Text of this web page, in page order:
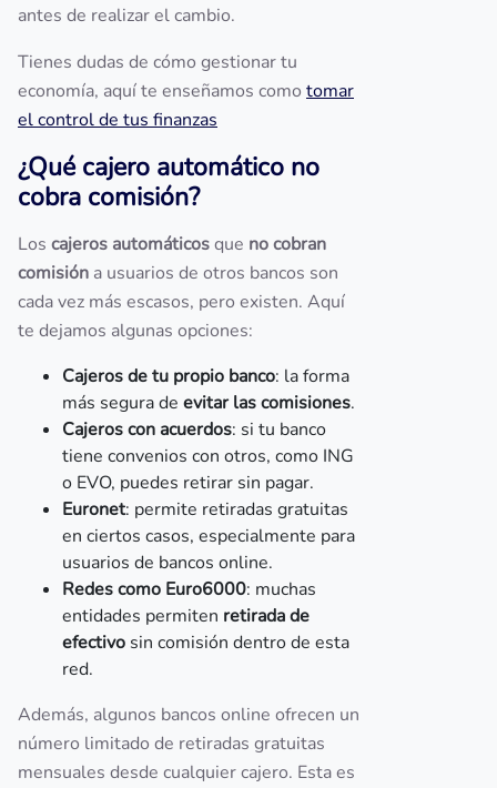
antes de realizar el cambio.
Tienes dudas de cómo gestionar tu
economía, aquí te enseñamos como tomar
el control de tus finanzas
¿Qué cajero automático no
cobra comisión?
Los cajeros automáticosque no cobran
comisión a usuarios de otros bancos son
cada vez más escasos, pero existen. Aquí
te dejamos algunas opciones:
Cajeros de tu propio banco: la forma
más segura de evitar las comisiones.
Cajeros con acuerdos: si tu banco
tiene convenios con otros, como ING
o EVO, puedes retirar sin pagar.
Euronet: permite retiradas gratuitas
en ciertos casos, especialmente para
usuarios de bancos online.
Redes como Euro6000: muchas
entidades permiten retirada de
efectivo sin comisión dentro de esta
red.
Además, algunos bancos online ofrecen un
número limitado de retiradas gratuitas
mensuales desde cualquier cajero. Esta es